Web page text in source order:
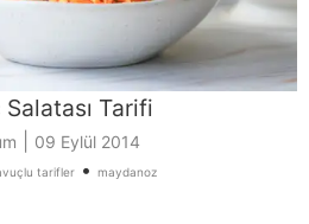
Tarifi
09 Eylül 2014
tarifler • maydanoz